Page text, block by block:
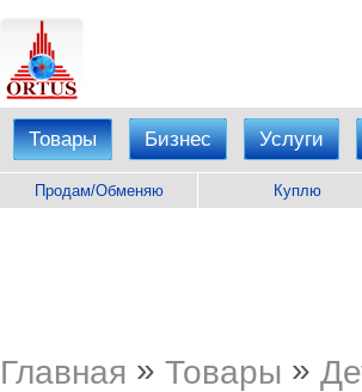
Товары Бизнес Услуги
Продам/Обменяю Куплю
Главная » Товары »